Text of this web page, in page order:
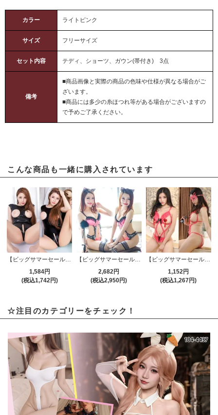
カラー ライトピンク
サイズ フリーサイズ
セット内容 テディ、ショーツ、ガウン(帯付き) 3点
備考
■商品画像と実際の商品の色味や仕様が異なる場合がご
ざいます。
■商品には多少の糸ほつれ等がある場合がございますの
で予めご了承ください。
こんな商品も一緒に購入されています
【ビッグサマーセール対象品】セクシーテディ(SEXYTEDDY) 231
1,584円
(税込1,742円)
【ビッグサマーセール対象品】セクシーテディ(SEXYTEDDY) 158pk
2,682円
(税込2,950円)
【ビッグサマーセール対象品】セクシーテディ(SEXYTEDDY) 243pk
1,152円
(税込1,267円)
☆注目のカテゴリーをチェック！